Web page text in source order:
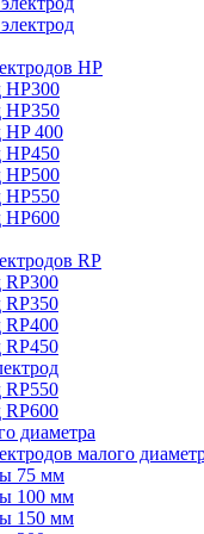
HP
HP300
HP350
HP 400
HP450
HP500
HP550
HP600
RP
RP300
RP350
RP400
RP450
RP550
RP600
диаметра
малого
75 мм
100 мм
150 мм